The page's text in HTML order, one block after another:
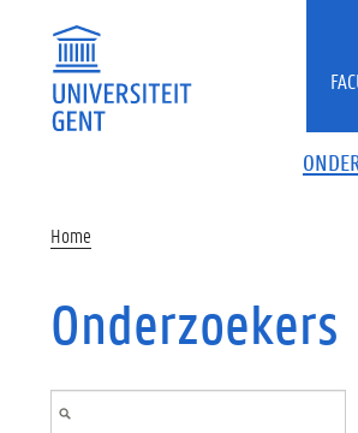
Home
Onderzoekers